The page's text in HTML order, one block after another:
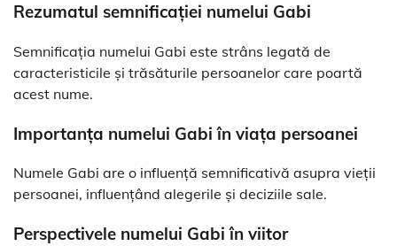
Rezumatul semnificației numelui Gabi
Semnificația numelui Gabi este strâns legată de
caracteristicile și trăsăturile persoanelor care poartă
acest nume.
Importanța numelui Gabi în viața persoanei
Numele Gabi are o influență semnificativă asupra vieții
persoanei, influențând alegerile și deciziile sale.
Perspectivele numelui Gabi în viitor